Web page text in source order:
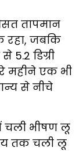
तापमान
रहा, जबकि
डिग्री
महीने एक भी
से नीचे
चली भीषण लू
तक चली लू